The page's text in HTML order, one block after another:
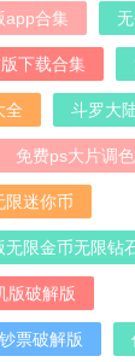
app合集
下载合集
全 斗罗大
免费ps大片调
限迷你币
限金币无限钻
版破解版
票破解版